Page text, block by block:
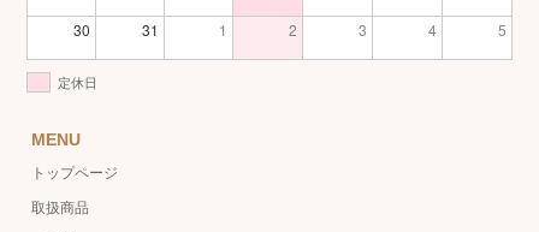
30 31 1 2 3 4 5
定休日
MENU
トップページ
取扱商品